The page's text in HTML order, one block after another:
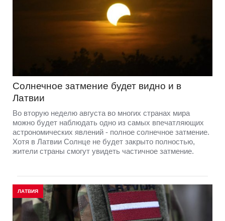
Солнечное затмение будет видно и в
Латвии
Во вторую неделю августа во многих странах мира
можно будет наблюдать одно из самых впечатляющих
астрономических явлений - полное солнечное затмение.
Хотя в Латвии Солнце не будет закрыто полностью,
жители страны смогут увидеть частичное затмение.
ЛАТВИЯ